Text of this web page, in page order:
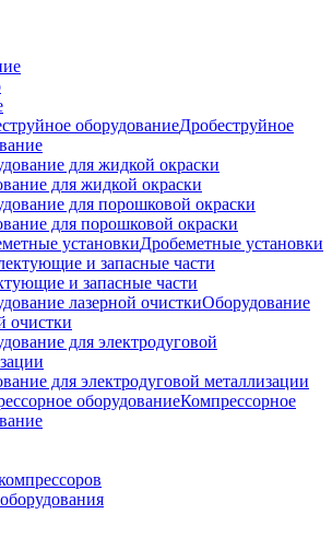
Дробеструйное
для жидкой окраски
для порошковой окраски
Дробеметные установки
и запасные части
Оборудование
очистки
для электродуговой металлизации
Компрессорное